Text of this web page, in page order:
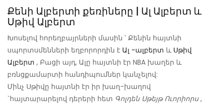
Քենի Ալբերտի քեռիները | Ալ Ալբերտ և
Սթիվ Ալբերտ
Խոսելով հորեղբայրների մասին ՝ Քենին հայտնի
սպորտսմենների եղբորորդին է Ալ -ալբերտ և Սթիվ
Ալբերտ , Բացի այդ, Ալը հայտնի էր NBA խաղեր և
բռնցքամարտի հանդիպումներ կանչելով:
Մինչ Սթիվը հայտնի էր իր խաղ-խաղով
`հայտարարելով դերերի հետ Գոլդեն Սթեյթ Ուորիորս,